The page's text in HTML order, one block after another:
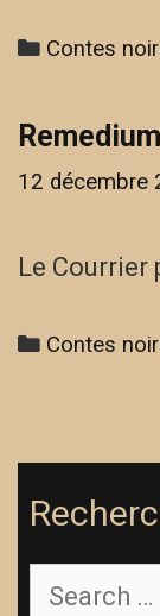
Categories
Contes
12 décembre
Le Courrier
Categories
Contes
Search